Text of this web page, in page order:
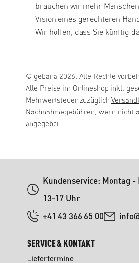
brauchen wir mehr
Vision eines gerechteren
Wir hoffen, dass Sie künftig
© gebana 2026. Alle Rechte
Alle Preise im Onlineshop inkl.
Mehrwertsteuer zuzüglich
Nachnahmegebühren, wenn nicht
angegeben.
Kundenservice: Montag -
13-17 Uhr
+41 43 366 65 00
SERVICE & KONTAKT
Liefertermine